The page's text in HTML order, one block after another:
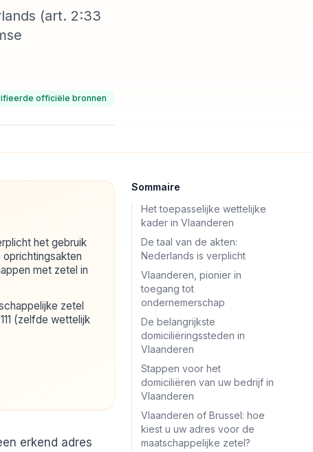
(art. 2:33
officiële bronnen
het gebruik
met zetel in
zetel
(zelfde wettelijk
erkend adres
Sommaire
Het toepasselijke wettelijke
kader in Vlaanderen
De taal van de akten:
Nederlands is verplicht
Vlaanderen, pionier in
toegang tot
ondernemerschap
De belangrijkste
domiciliëringssteden in
Vlaanderen
Stappen voor het
domiciliëren van uw bedrijf in
Vlaanderen
Vlaanderen of Brussel: hoe
kiest u uw adres voor de
maatschappelijke zetel?